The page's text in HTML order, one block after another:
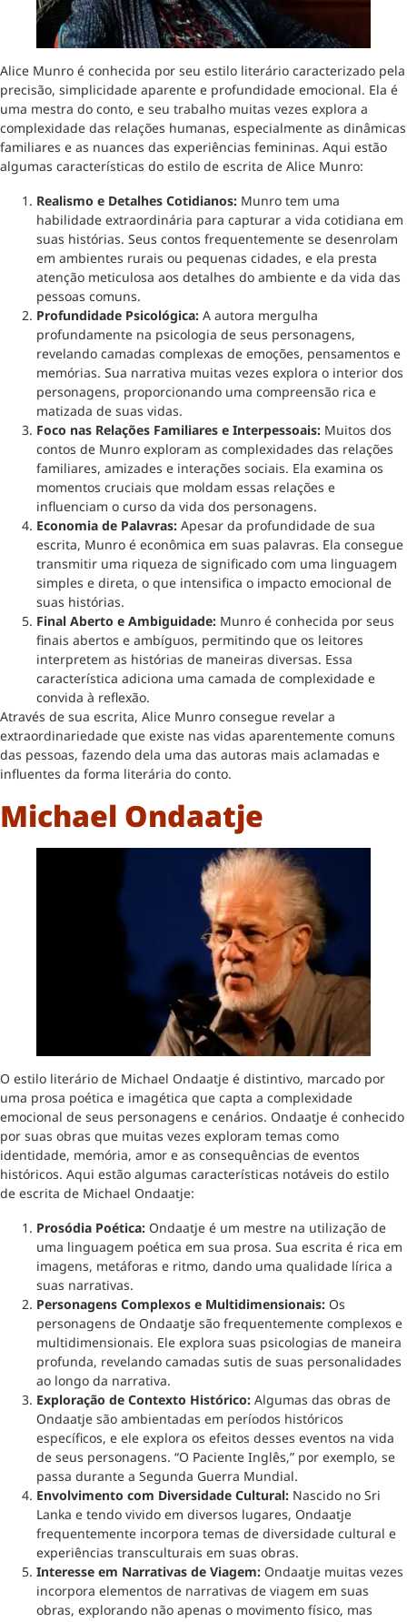
Alice Munro é conhecida por seu estilo literário caracterizado pela
precisão, simplicidade aparente e profundidade emocional. Ela é
uma mestra do conto, e seu trabalho muitas vezes explora a
complexidade das relações humanas, especialmente as dinâmicas
familiares e as nuances das experiências femininas. Aqui estão
algumas características do estilo de escrita de Alice Munro:
Realismo e Detalhes Cotidianos: Munro tem uma
habilidade extraordinária para capturar a vida cotidiana em
suas histórias. Seus contos frequentemente se desenrolam
em ambientes rurais ou pequenas cidades, e ela presta
atenção meticulosa aos detalhes do ambiente e da vida das
pessoas comuns.
Profundidade Psicológica: A autora mergulha
profundamente na psicologia de seus personagens,
revelando camadas complexas de emoções, pensamentos e
memórias. Sua narrativa muitas vezes explora o interior dos
personagens, proporcionando uma compreensão rica e
matizada de suas vidas.
Foco nas Relações Familiares e Interpessoais: Muitos dos
contos de Munro exploram as complexidades das relações
familiares, amizades e interações sociais. Ela examina os
momentos cruciais que moldam essas relações e
influenciam o curso da vida dos personagens.
Economia de Palavras: Apesar da profundidade de sua
escrita, Munro é econômica em suas palavras. Ela consegue
transmitir uma riqueza de significado com uma linguagem
simples e direta, o que intensifica o impacto emocional de
suas histórias.
Final Aberto e Ambiguidade: Munro é conhecida por seus
finais abertos e ambíguos, permitindo que os leitores
interpretem as histórias de maneiras diversas. Essa
característica adiciona uma camada de complexidade e
convida à reflexão.
Através de sua escrita, Alice Munro consegue revelar a
extraordinariedade que existe nas vidas aparentemente comuns
das pessoas, fazendo dela uma das autoras mais aclamadas e
influentes da forma literária do conto.
Michael Ondaatje
O estilo literário de Michael Ondaatje é distintivo, marcado por
uma prosa poética e imagética que capta a complexidade
emocional de seus personagens e cenários. Ondaatje é conhecido
por suas obras que muitas vezes exploram temas como
identidade, memória, amor e as consequências de eventos
históricos. Aqui estão algumas características notáveis do estilo
de escrita de Michael Ondaatje:
Prosódia Poética: Ondaatje é um mestre na utilização de
uma linguagem poética em sua prosa. Sua escrita é rica em
imagens, metáforas e ritmo, dando uma qualidade lírica a
suas narrativas.
Personagens Complexos e Multidimensionais: Os
personagens de Ondaatje são frequentemente complexos e
multidimensionais. Ele explora suas psicologias de maneira
profunda, revelando camadas sutis de suas personalidades
ao longo da narrativa.
Exploração de Contexto Histórico: Algumas das obras de
Ondaatje são ambientadas em períodos históricos
específicos, e ele explora os efeitos desses eventos na vida
de seus personagens. “O Paciente Inglês,” por exemplo, se
passa durante a Segunda Guerra Mundial.
Envolvimento com Diversidade Cultural: Nascido no Sri
Lanka e tendo vivido em diversos lugares, Ondaatje
frequentemente incorpora temas de diversidade cultural e
experiências transculturais em suas obras.
Interesse em Narrativas de Viagem: Ondaatje muitas vezes
incorpora elementos de narrativas de viagem em suas
obras, explorando não apenas o movimento físico, mas